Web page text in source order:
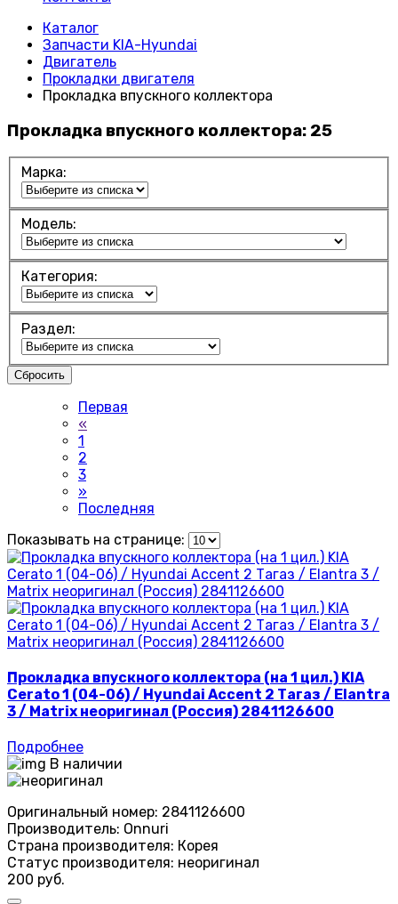
Каталог
Запчасти KIA-Hyundai
Двигатель
Прокладки двигателя
Прокладка впускного коллектора
Прокладка впускного коллектора: 25
Марка:
Модель:
Категория:
Раздел:
Сбросить
Первая
«
1
2
3
»
Последняя
Показывать на странице:
Прокладка впускного коллектора (на 1 цил.) KIA
Cerato 1 (04-06) / Hyundai Accent 2 Тагаз / Elantra
3 / Matrix неоригинал (Россия) 2841126600
Подробнее
В наличии
Оригинальный номер: 2841126600
Производитель: Onnuri
Страна производителя: Корея
Статус производителя: неоригинал
200 руб.